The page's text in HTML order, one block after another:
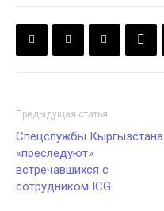
Предыдущая статья
Спецслужбы Кыргызстана
«преследуют»
встречавшихся с
сотрудником ICG